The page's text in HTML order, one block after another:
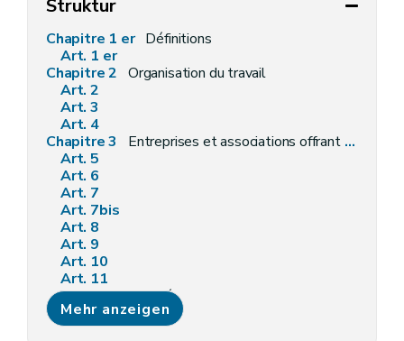
Struktur
Chapitre 1 er Définitions
Art. 1 er
Chapitre 2 Organisation du travail
Art. 2
Art. 3
Art. 4
Chapitre 3
Entreprises et associations offrant des biens ou services aux consommateurs
Art. 5
Art. 6
Art. 7
Art. 7bis
Art. 8
Art. 9
Art. 10
Art. 11
Chapitre 4 Marchés et organisation de l'espace public aux alentours des rues commerçantes et centre commerciaux
Art. 12
Art. 13
Mehr anzeigen